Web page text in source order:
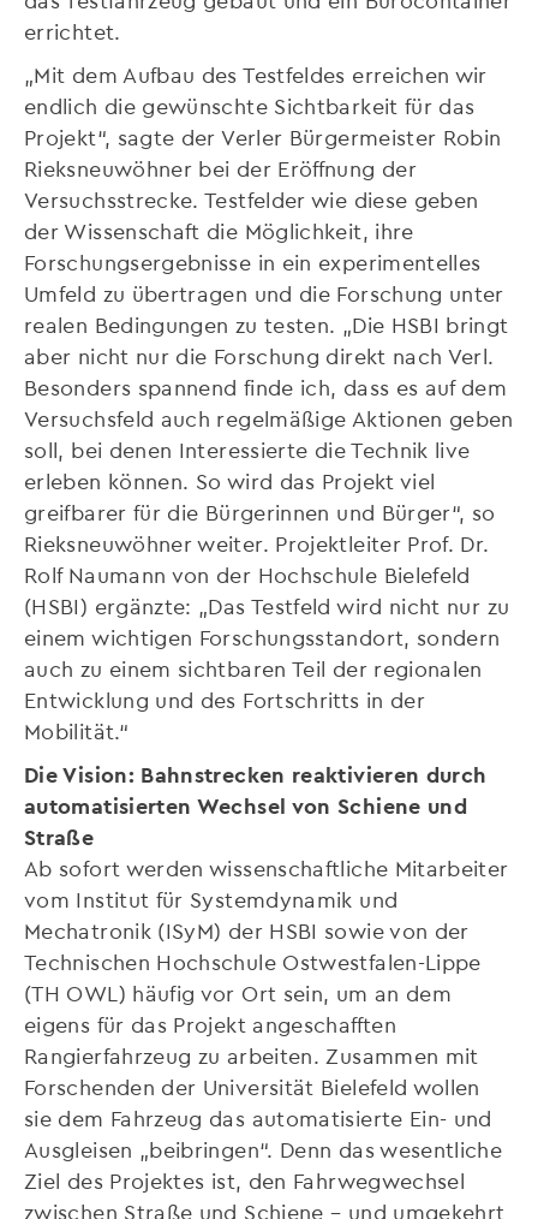
errichtet.
„Mit dem Aufbau des Testfeldes erreichen wir
endlich die gewünschte Sichtbarkeit für das
Projekt“, sagte der Verler Bürgermeister Robin
Rieksneuwöhner bei der Eröffnung der
Versuchsstrecke. Testfelder wie diese geben
der Wissenschaft die Möglichkeit, ihre
Forschungsergebnisse in ein experimentelles
Umfeld zu übertragen und die Forschung unter
realen Bedingungen zu testen. „Die HSBI bringt
aber nicht nur die Forschung direkt nach Verl.
Besonders spannend finde ich, dass es auf dem
Versuchsfeld auch regelmäßige Aktionen geben
soll, bei denen Interessierte die Technik live
erleben können. So wird das Projekt viel
greifbarer für die Bürgerinnen und Bürger“, so
Rieksneuwöhner weiter. Projektleiter Prof. Dr.
Rolf Naumann von der Hochschule Bielefeld
(HSBI) ergänzte: „Das Testfeld wird nicht nur zu
einem wichtigen Forschungsstandort, sondern
auch zu einem sichtbaren Teil der regionalen
Entwicklung und des Fortschritts in der
Mobilität.“
Die Vision: Bahnstrecken reaktivieren durch
automatisierten Wechsel von Schiene und
Straße
Ab sofort werden wissenschaftliche Mitarbeiter
vom Institut für Systemdynamik und
Mechatronik (ISyM) der HSBI sowie von der
Technischen Hochschule Ostwestfalen-Lippe
(TH OWL) häufig vor Ort sein, um an dem
eigens für das Projekt angeschafften
Rangierfahrzeug zu arbeiten. Zusammen mit
Forschenden der Universität Bielefeld wollen
sie dem Fahrzeug das automatisierte Ein- und
Ausgleisen „beibringen“. Denn das wesentliche
Ziel des Projektes ist, den Fahrwegwechsel
zwischen Straße und Schiene – und umgekehrt